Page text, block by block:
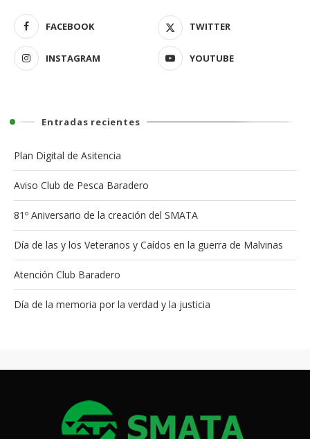
FACEBOOK TWITTER
INSTAGRAM YOUTUBE
Entradas recientes
Plan Digital de Asitencia
Aviso Club de Pesca Baradero
81º Aniversario de la creación del SMATA
Día de las y los Veteranos y Caídos en la guerra de Malvinas
Atención Club Baradero
Día de la memoria por la verdad y la justicia